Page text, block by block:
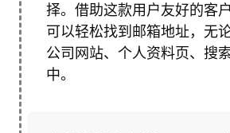
择。借助这款用户友好的客
可以轻松找到邮箱地址，无
公司网站、个人资料页、搜
中。